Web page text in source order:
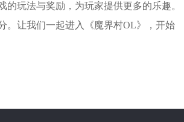
玩法与奖励，为玩家提供更多的乐趣。
。让我们一起进入《魔界村OL》，开始